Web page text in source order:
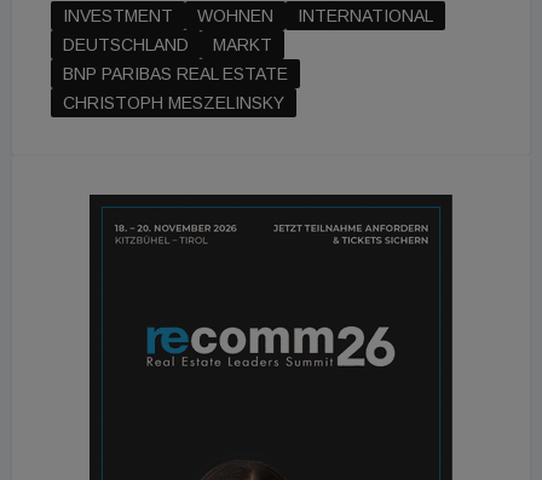
INVESTMENT
WOHNEN
INTERNATIONAL
DEUTSCHLAND
MARKT
BNP PARIBAS REAL ESTATE
CHRISTOPH MESZELINSKY